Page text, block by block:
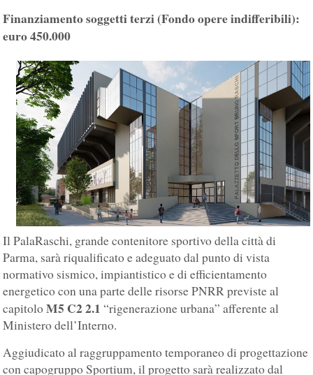
Finanziamento soggetti terzi(Fondo opere indifferibili):
euro 450.000
Il PalaRaschi, grande contenitore sportivo della città di
Parma, sarà riqualificato e adeguato dal punto di vista
normativo sismico, impiantistico e di efficientamento
energetico con una parte delle risorse PNRR previste al
capitoloM5 C2 2.1 “rigenerazione urbana” afferente al
Ministero dell’Interno.
Aggiudicato al raggruppamento temporaneo di progettazione
con capogruppo Sportium, il progetto sarà realizzato dal